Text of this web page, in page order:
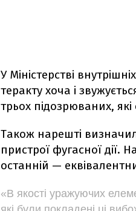
У Міністерстві
теракту хоча і
трьох підозрюваних,
Також нарешті
пристрої фугасної дії.
останній —
«В якості уражуючих